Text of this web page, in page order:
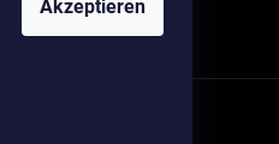
Akzeptieren